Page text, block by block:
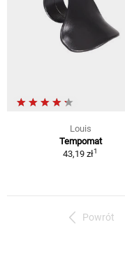
Louis
Tempomat
43,19 zł1
Powrót